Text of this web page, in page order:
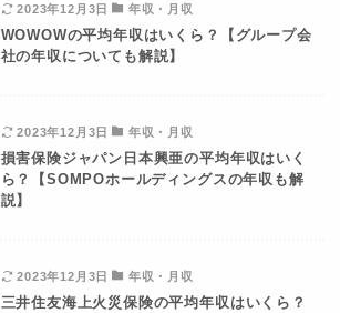
2023年12月3日 年収・月収
WOWOWの平均年収はいくら？【グループ会
社の年収についても解説】
2023年12月3日 年収・月収
損害保険ジャパン日本興亜の平均年収はいく
ら？【SOMPOホールディングスの年収も解
説】
2023年12月3日 年収・月収
三井住友海上火災保険の平均年収はいくら？